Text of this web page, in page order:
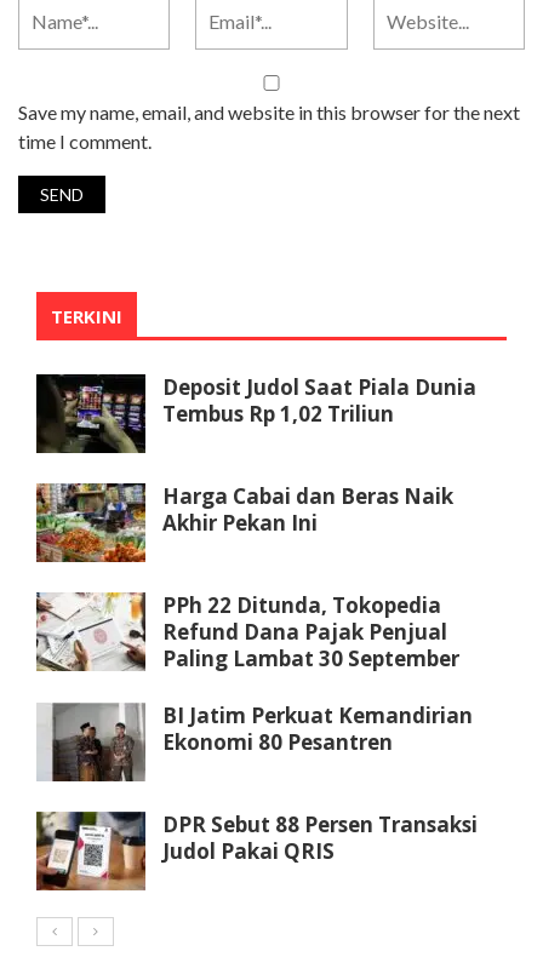
Save my name, email, and website in this browser for the next
time I comment.
TERKINI
Deposit Judol Saat Piala Dunia
Tembus Rp 1,02 Triliun
Harga Cabai dan Beras Naik
Akhir Pekan Ini
PPh 22 Ditunda, Tokopedia
Refund Dana Pajak Penjual
Paling Lambat 30 September
BI Jatim Perkuat Kemandirian
Ekonomi 80 Pesantren
DPR Sebut 88 Persen Transaksi
Judol Pakai QRIS